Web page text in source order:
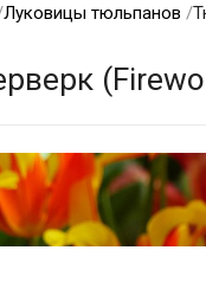
Луковицы тюльпанов /